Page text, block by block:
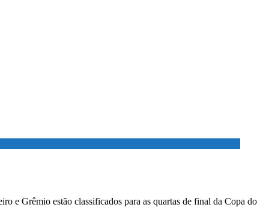
e Grêmio estão classificados para as quartas de final da Copa do